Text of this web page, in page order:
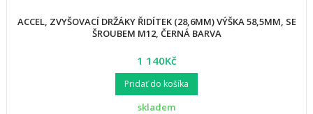
ACCEL, ZVYŠOVACÍ DRŽÁKY ŘIDÍTEK (28,6MM) VÝŠKA 58,5MM, SE
ŠROUBEM M12, ČERNÁ BARVA
1 140Kč
Pridať do košíka
skladem